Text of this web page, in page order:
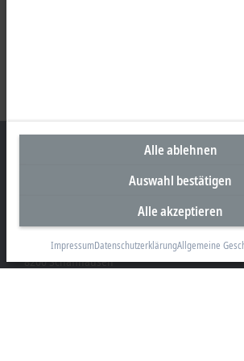
Beckhoff Automation AG
Rheinweg 7
8200 Schaffhausen
Alle ablehnen
Auswahl bestätigen
Alle akzeptieren
ImpressumDatenschutzerklärungAllgemeine